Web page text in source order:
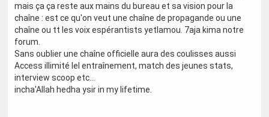
mais ça ça reste aux mains du bureau et sa vision pour la
chaîne : est ce qu'on veut une chaîne de propagande ou une
chaîne ou tt les voix espérantists yetlamou. 7aja kima notre
forum.
Sans oublier une chaîne officielle aura des coulisses aussi
Access illimité lel entraînement, match des jeunes stats,
interview scoop etc...
incha'Allah hedha ysir in my lifetime.